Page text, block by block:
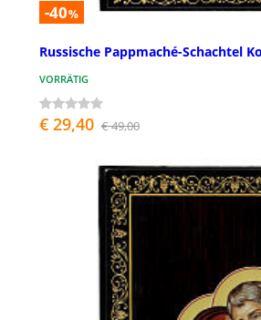
-40%
Russische Pappmaché-Schachtel
VORRÄTIG
€ 29,40 € 49,00